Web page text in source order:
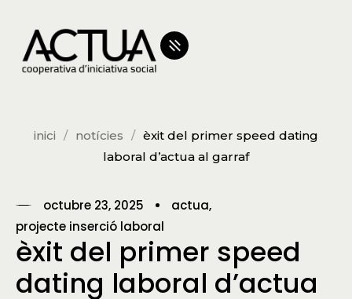
inici notícies
èxit del primer speed dating
laboral d’actua al garraf
octubre 23, 2025
actua
projecte inserció laboral
èxit del primer speed
dating laboral d’actua